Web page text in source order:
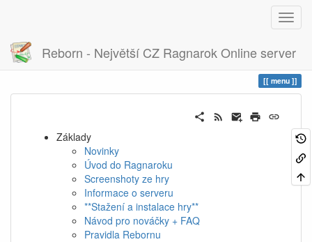
Reborn - Největší CZ Ragnarok Online server
Historie menu
menu
Základy
Novinky
Úvod do Ragnaroku
Screenshoty ze hry
Informace o serveru
**Stažení a instalace hry**
Návod pro nováčky + FAQ
Pravidla Rebornu